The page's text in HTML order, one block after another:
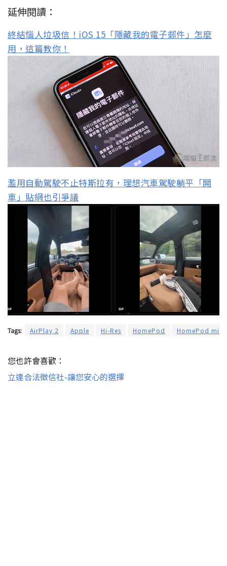
延伸閱讀：
終結惱人垃圾信！iOS 15「隱藏我的電子郵件」怎麼
用，這篇教你！
濫用自動駕駛不止特斯拉有，理想汽車駕駛躺平「開
車」貼網也引爭議
Tags: AirPlay 2 Apple Hi-Res HomePod HomePod mini
您也許會喜歡：
立達合法徵信社-讓您安心的選擇